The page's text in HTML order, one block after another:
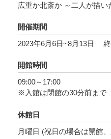
Part 1：6月6日（火）～
Part 2：7月11日（火）
※各会期で絵画作品は
す。
広重か北斎か ～二人が描い
開催期間
2023年6月6日~8月13日
開館時間
09:00～17:00
※入館は閉館の30分前まで
休館日
月曜日 (祝日の場合は開館